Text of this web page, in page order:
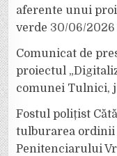
aferente unui
verde 30/06/2026
Comunicat de
proiectul
comunei Tulnici,
Fostul polițist
tulburarea ordinii
Penitenciarului